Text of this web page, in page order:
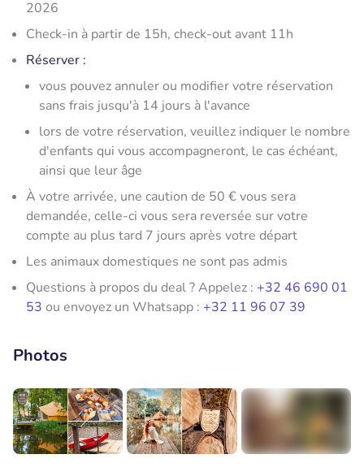
2026
Check-in à partir de 15h, check-out avant 11h
Réserver :
vous pouvez annuler ou modifier votre réservation
sans frais jusqu'à 14 jours à l'avance
lors de votre réservation, veuillez indiquer le nombre
d'enfants qui vous accompagneront, le cas échéant,
ainsi que leur âge
À votre arrivée, une caution de 50 € vous sera
demandée, celle-ci vous sera reversée sur votre
compte au plus tard 7 jours après votre départ
Les animaux domestiques ne sont pas admis
Questions à propos du deal ? Appelez : +32 46 690 01
53 ou envoyez un Whatsapp : +32 11 96 07 39
Photos